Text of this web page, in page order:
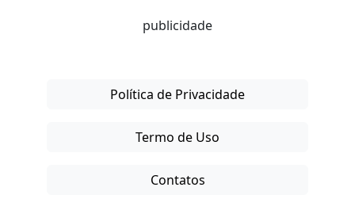
publicidade
Política de Privacidade
Termo de Uso
Contatos